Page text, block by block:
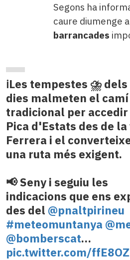
Segons ha
caure diumenge
barrancades
ℹ️Les tempestes ⛈️
dies malmeten el camí
tradicional per accedir
Pica d'Estats des de
Ferrera i el
una ruta més exigent.
📢 Seny i seguiu les
indicacions que ens
des del @pnaltpirineu
#meteomuntanya
@bomberscat…
pic.twitter.com/